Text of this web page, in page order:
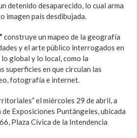
detenido desaparecido, lo cual arma
imagen país desdibujada.
construye un mapeo de la geografía
y el arte público interrogados en
global y lo local, como la
superficies en que circulan las
fotografía e internet.
el miércoles 29 de abril, a
de Exposiciones Puntángeles, ubicada
Plaza Cívica de la Intendencia